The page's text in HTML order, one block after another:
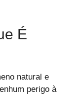
É
natural e
perigo à